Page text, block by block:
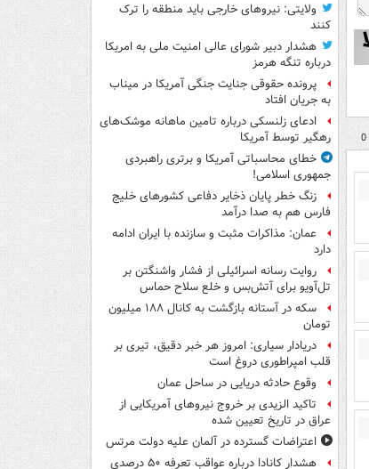
ولایتی: نیروهای خارجی باید منطقه را ترک
کنند
هشدار دبیر شورای عالی امنیت ملی به امریکا
درباره تنگه هرمز
پرونده حقوقی جنایت جنگی آمریکا در میناب
به جریان افتاد
ادعای زلنسکی درباره تامین ماهانه موشک‌های
رهگیر توسط آمریکا
خطای محاسباتی آمریکا و برتری راهبردی
جمهوری اسلامی!
زنگ خطر پایان ذخایر دفاعی کشورهای خلیج
فارس هم به صدا درآمد
عمان: مذاکرات مثبت و سازنده با ایران ادامه
دارد
روایت رسانه اسرائیلی از فشار واشنگتن بر
تل‌آویو برای آتش‌بس و خلع سلاح حماس
سکه در آستانه بازگشت به کانال ۱۸۸ میلیون
تومان
دریادار سیاری: امروز هر خبر دقیق، تیری بر
قلب امپراطوری دروغ است
وقوع حادثه دریایی در ساحل عمان
تاکید الزیدی بر خروج نیروهای آمریکایی از
عراق در تاریخ تعیین شده
اعتراضات گسترده در آلمان علیه دولت مرتس
هشدار کانادا درباره عواقب تعرفه ۵۰ درصدی